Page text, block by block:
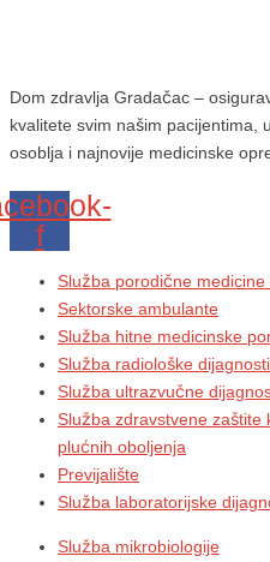
Dom zdravlja Gradačac –
kvalitete svim našim pacijentima,
osoblja i najnovije medicinske
f
Služba porodične medicine
Sektorske ambulante
Služba hitne medicinske
Služba radiološke
Služba ultrazvučne
Služba zdravstvene zaštite
plućnih oboljenja
Previjalište
Služba laboratorijske
Služba mikrobiologije